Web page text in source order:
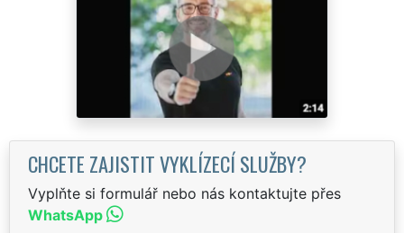
CHCETE ZAJISTIT VYKLÍZECÍ SLUŽBY?
Vyplňte si formulář nebo nás kontaktujte přes
WhatsApp